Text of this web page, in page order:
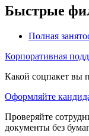
Быстрые
Полная
Корпоративная
Какой соцпакет вы
Оформляйте
Проверяйте
документы без